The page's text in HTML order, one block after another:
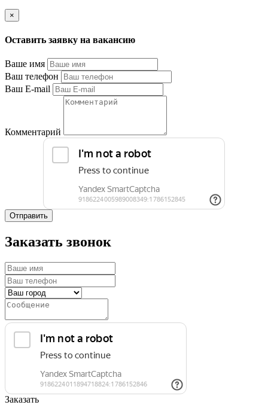
×
Оставить заявку на вакансию
Ваше имя
Ваш телефон
Ваш E-mail
Комментарий
Отправить
Заказать звонок
Заказать